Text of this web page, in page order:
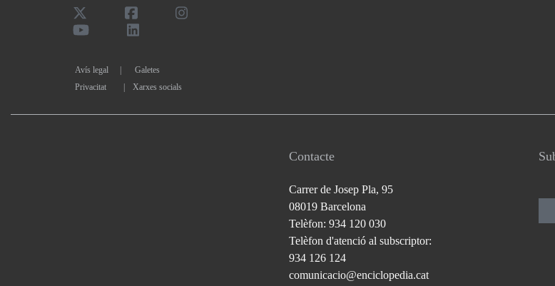
Avís legal
Galetes
Privacitat
Xarxes socials
Contacte
Carrer de Josep Pla, 95
08019 Barcelona
Telèfon: 934 120 030
Telèfon d'atenció al subscriptor:
934 126 124
comunicacio@enciclopedia.cat